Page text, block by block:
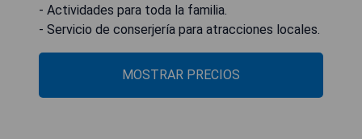
- Actividades para toda la familia.
- Servicio de conserjería para atracciones locales.
MOSTRAR PRECIOS